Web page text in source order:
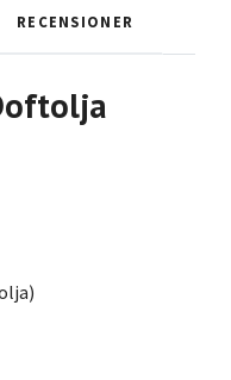
RECENSIONER